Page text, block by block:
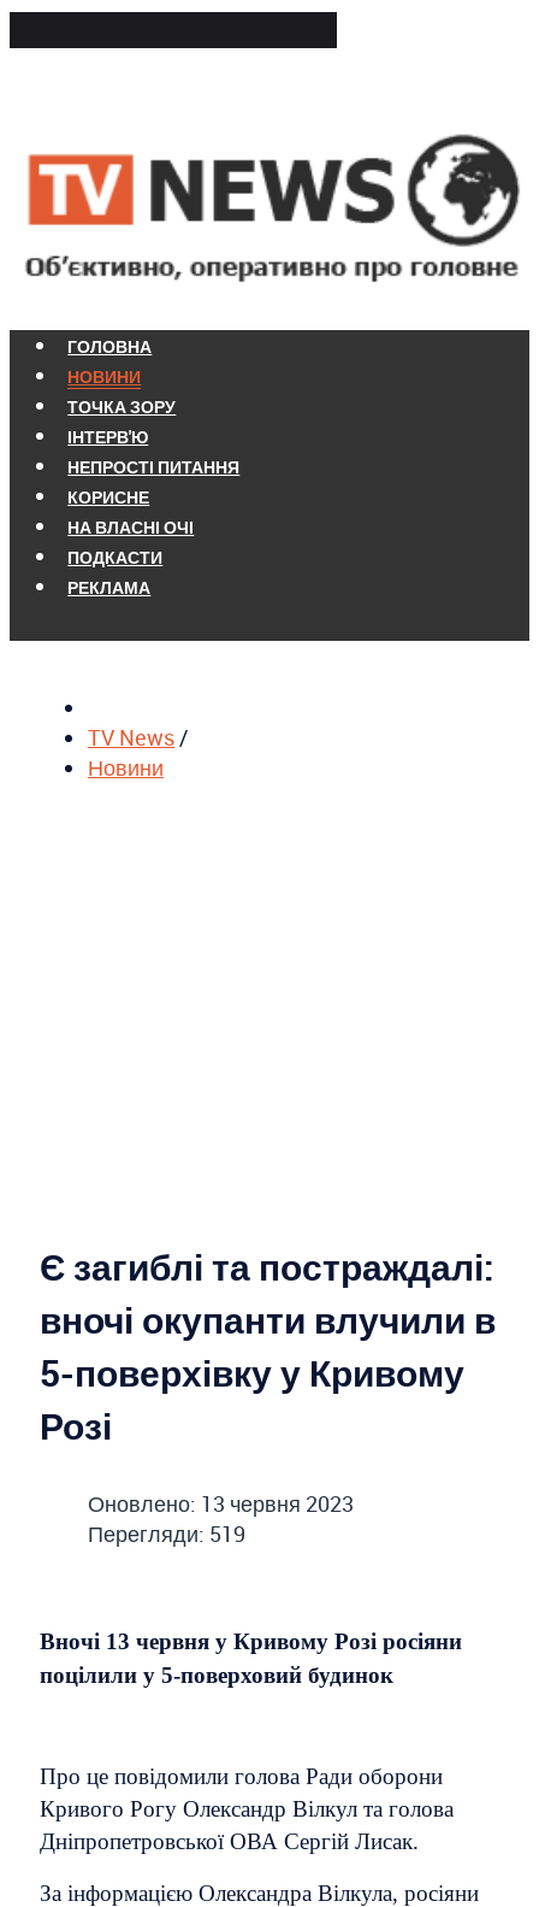
ГОЛОВНА
НОВИНИ
ТОЧКА ЗОРУ
ІНТЕРВ'Ю
НЕПРОСТІ ПИТАННЯ
КОРИСНЕ
НА ВЛАСНІ ОЧІ
ПОДКАСТИ
РЕКЛАМА
TV News/
Новини
Є загиблі та постраждалі:
вночі окупанти влучили в
5-поверхівку у Кривому
Розі
Оновлено: 13 червня 2023
Перегляди: 519
Вночі 13 червня у Кривому Розі росіяни
поцілили у 5-поверховий будинок
Про це повідомили голова Ради оборони
Кривого Рогу Олександр Вілкул та голова
Дніпропетровської ОВА Сергій Лисак.
За інформацією Олександра Вілкула, росіяни